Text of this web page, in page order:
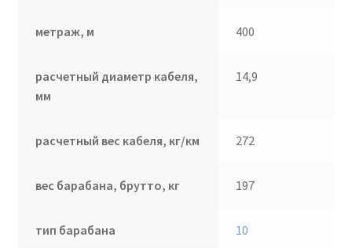
метраж, м 400
расчетный диаметр кабеля,
мм
14,9
расчетный вес кабеля, кг/км 272
вес барабана, брутто, кг 197
тип барабана 10